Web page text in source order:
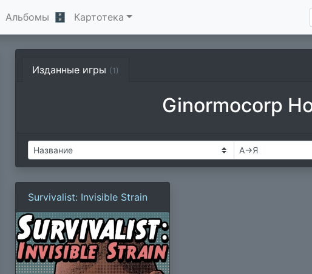
Альбомы 🗄 Картотека
Изданные игры (1)
Ginormocorp
Survivalist: Invisible Strain